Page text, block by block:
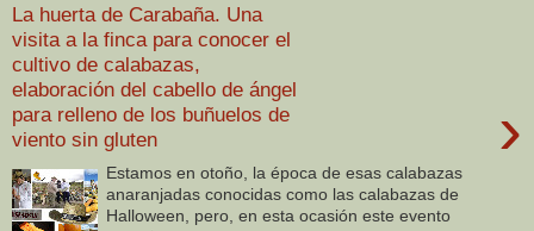
La huerta de Carabaña. Una
visita a la finca para conocer el
cultivo de calabazas,
elaboración del cabello de ángel
para relleno de los buñuelos de
viento sin gluten
›
Estamos en otoño, la época de esas calabazas
anaranjadas conocidas como las calabazas de
Halloween, pero, en esta ocasión este evento